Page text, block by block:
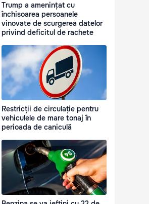
Trump a amenințat cu
închisoarea persoanele
vinovate de scurgerea datelor
privind deficitul de rachete
Restricții de circulație pentru
vehiculele de mare tonaj în
perioada de caniculă